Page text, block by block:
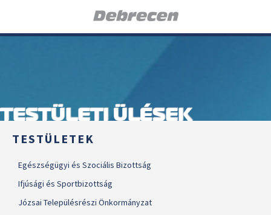
TESTÜLETI ÜLÉSEK
TESTÜLETEK
Egészségügyi és Szociális Bizottság
Ifjúsági és Sportbizottság
Józsai Településrészi Önkormányzat